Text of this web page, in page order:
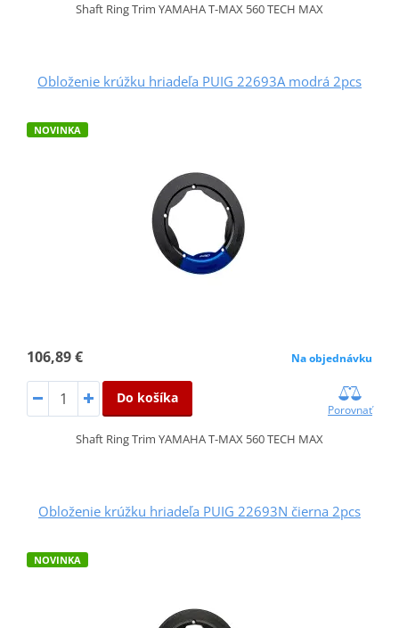
Shaft Ring Trim YAMAHA T-MAX 560 TECH MAX
Obloženie krúžku hriadeľa PUIG 22693A modrá 2pcs
NOVINKA
106,89 € Na objednávku
Do košíka
Porovnať
Shaft Ring Trim YAMAHA T-MAX 560 TECH MAX
Obloženie krúžku hriadeľa PUIG 22693N čierna 2pcs
NOVINKA